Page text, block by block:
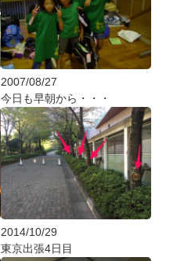
2007/08/27
今日も早朝から・・・
2014/10/29
東京出張4日目